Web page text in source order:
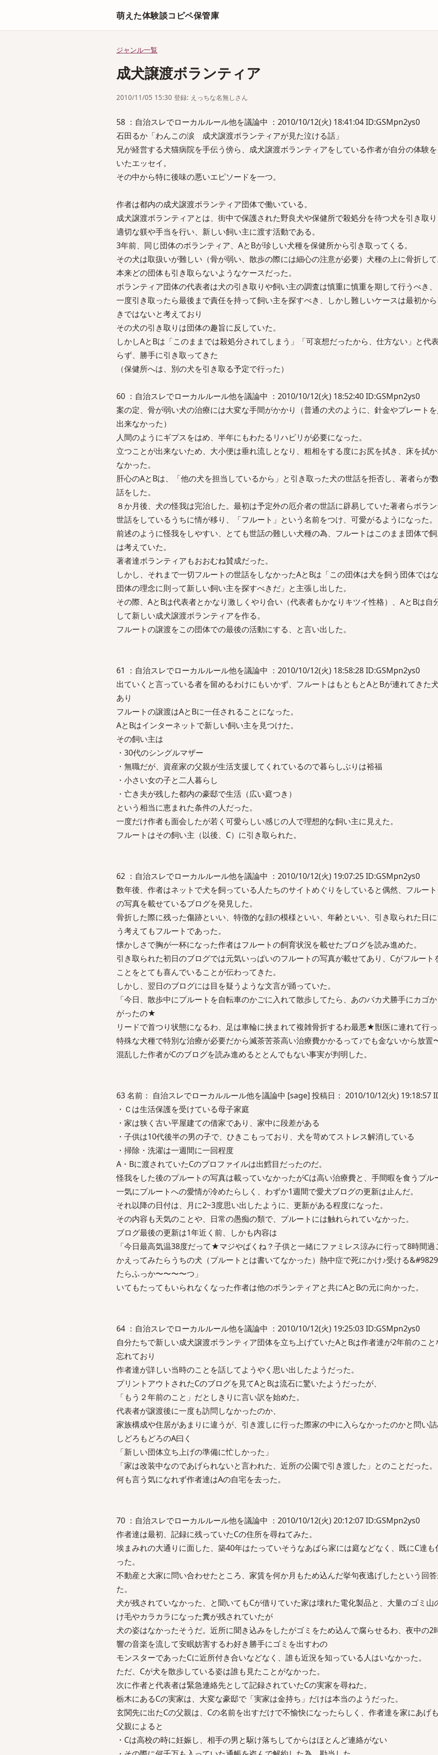
萌えた体験談コピペ保管庫
ジャンル一覧
成犬譲渡ボランティア
2010/11/05 15:30 登録: えっちな名無しさん
58 ：自治スレでローカルルール他を議論中 ：2010/10/12(火) 18:41:04 ID:GSMpn2ys0
石田るか「わんこの涙 成犬譲渡ボランティアが見た泣ける話」
兄が経営する犬猫病院を手伝う傍ら、成犬譲渡ボランティアをしている作者が自分の体験
いたエッセイ。
その中から特に後味の悪いエピソードを一つ。
作者は都内の成犬譲渡ボランティア団体で働いている。
成犬譲渡ボランティアとは、街中で保護された野良犬や保健所で殺処分を待つ犬を引き取り
適切な躾や手当を行い、新しい飼い主に渡す活動である。
3年前、同じ団体のボランティア、AとBが珍しい犬種を保健所から引き取ってくる。
その犬は取扱いが難しい（骨が弱い、散歩の際には細心の注意が必要）犬種の上に骨折して
本来どの団体も引き取らないようなケースだった。
ボランティア団体の代表者は犬の引き取りや飼い主の調査は慎重に慎重を期して行うべき、
一度引き取ったら最後まで責任を持って飼い主を探すべき、しかし難しいケースは最初か
きではないと考えており
その犬の引き取りは団体の趣旨に反していた。
しかしAとBは「このままでは殺処分されてしまう」「可哀想だったから、仕方ない」と代
らず、勝手に引き取ってきた
（保健所へは、別の犬を引き取る予定で行った）
60 ：自治スレでローカルルール他を議論中 ：2010/10/12(火) 18:52:40 ID:GSMpn2ys0
案の定、骨が弱い犬の治療には大変な手間がかかり（普通の犬のように、針金やプレート
出来なかった）
人間のようにギプスをはめ、半年にもわたるリハビリが必要になった。
立つことが出来ないため、大小便は垂れ流しとなり、粗相をする度にお尻を拭き、床を拭
なかった。
肝心のAとBは、「他の犬を担当しているから」と引き取った犬の世話を拒否し、著者らが
話をした。
８か月後、犬の怪我は完治した。最初は予定外の厄介者の世話に辟易していた著者らボラ
世話をしているうちに情が移り、「フルート」という名前をつけ、可愛がるようになった。
前述のように怪我をしやすい、とても世話の難しい犬種の為、フルートはこのまま団体で
は考えていた。
著者達ボランティアもおおむね賛成だった。
しかし、それまで一切フルートの世話をしなかったAとBは「この団体は犬を飼う団体ではな
団体の理念に則って新しい飼い主を探すべきだ」と主張し出した。
その際、AとBは代表者とかなり激しくやり合い（代表者もかなりキツイ性格）、AとBは自
して新しい成犬譲渡ボランティアを作る。
フルートの譲渡をこの団体での最後の活動にする、と言い出した。
61 ：自治スレでローカルルール他を議論中 ：2010/10/12(火) 18:58:28 ID:GSMpn2ys0
出ていくと言っている者を留めるわけにもいかず、フルートはもともとAとBが連れてきた
あり
フルートの譲渡はAとBに一任されることになった。
AとBはインターネットで新しい飼い主を見つけた。
その飼い主は
・30代のシングルマザー
・無職だが、資産家の父親が生活支援してくれているので暮らしぶりは裕福
・小さい女の子と二人暮らし
・亡き夫が残した都内の豪邸で生活（広い庭つき）
という相当に恵まれた条件の人だった。
一度だけ作者も面会したが若く可愛らしい感じの人で理想的な飼い主に見えた。
フルートはその飼い主（以後、C）に引き取られた。
62 ：自治スレでローカルルール他を議論中 ：2010/10/12(火) 19:07:25 ID:GSMpn2ys0
数年後、作者はネットで犬を飼っている人たちのサイトめぐりをしていると偶然、フルー
の写真を載せているブログを発見した。
骨折した際に残った傷跡といい、特徴的な顔の模様といい、年齢といい、引き取られた日
う考えてもフルートであった。
懐かしさで胸が一杯になった作者はフルートの飼育状況を載せたブログを読み進めた。
引き取られた初日のブログでは元気いっぱいのフルートの写真が載せてあり、Cがフルート
ことをとても喜んでいることが伝わってきた。
しかし、翌日のブログには目を疑うような文言が踊っていた。
「今日、散歩中にプルートを自転車のかごに入れて散歩してたら、あのバカ犬勝手にカゴ
がったの★
リードで首つり状態になるわ、足は車輪に挟まれて複雑骨折するわ最悪★獣医に連れて行
特殊な犬種で特別な治療が必要だから滅茶苦茶高い治療費かかるって♪でも金ないから放置
混乱した作者がCのブログを読み進めるととんでもない事実が判明した。
63 名前： 自治スレでローカルルール他を議論中 [sage] 投稿日： 2010/10/12(火) 19:18:57
・Ｃは生活保護を受けている母子家庭
・家は狭く古い平屋建ての借家であり、家中に段差がある
・子供は10代後半の男の子で、ひきこもっており、犬を苛めてストレス解消している
・掃除・洗濯は一週間に一回程度
A・Bに渡されていたCのプロファイルは出鱈目だったのだ。
怪我をした後のプルートの写真は載っていなかったがCは高い治療費と、手間暇を食うプル
一気にプルートへの愛情が冷めたらしく、わずか1週間で愛犬ブログの更新は止んだ。
それ以降の日付は、月に2~3度思い出したように、更新がある程度になった。
その内容も天気のことや、日常の愚痴の類で、プルートには触れられていなかった。
ブログ最後の更新は1年近く前、しかも内容は
「今日最高気温38度だって★マジやばくね？子供と一緒にファミレス涼みに行って8時間
かえってみたらうちの犬（プルートとは書いてなかった）熱中症で死にかけ♪受ける
たらふっか〜〜〜〜つ」
いてもたってもいられなくなった作者は他のボランティアと共にAとBの元に向かった。
64 ：自治スレでローカルルール他を議論中 ：2010/10/12(火) 19:25:03 ID:GSMpn2ys0
自分たちで新しい成犬譲渡ボランティア団体を立ち上げていたAとBは作者達が2年前のこと
忘れており
作者達が詳しい当時のことを話してようやく思い出したようだった。
プリントアウトされたCのブログを見てAとBは流石に驚いたようだったが、
「もう２年前のこと」だとしきりに言い訳を始めた。
代表者が譲渡後に一度も訪問しなかったのか、
家族構成や住居があまりに違うが、引き渡しに行った際家の中に入らなかったのかと問い詰
しどろもどろのA曰く
「新しい団体立ち上げの準備に忙しかった」
「家は改装中なのであげられないと言われた、近所の公園で引き渡した」とのことだった。
何も言う気になれず作者達はAの自宅を去った。
70 ：自治スレでローカルルール他を議論中 ：2010/10/12(火) 20:12:07 ID:GSMpn2ys0
作者達は最初、記録に残っていたCの住所を尋ねてみた。
埃まみれの大通りに面した、築40年はたっていそうなあばら家には庭などなく、既にC達も
った。
不動産と大家に問い合わせたところ、家賃を何か月もため込んだ挙句夜逃げしたという回
た。
犬が残されていなかった、と聞いてもCが借りていた家は壊れた電化製品と、大量のゴミ山
け毛やカラカラになった糞が残されていたが
犬の姿はなかったそうだ。近所に聞き込みをしたがゴミをため込んで腐らせるわ、夜中の2
響の音楽を流して安眠妨害するわ好き勝手にゴミを出すわの
モンスターであったCに近所付き合いなどなく、誰も近況を知っている人はいなかった。
ただ、Cが犬を散歩している姿は誰も見たことがなかった。
次に作者と代表者は緊急連絡先として記録されていたCの実家を尋ねた。
栃木にあるCの実家は、大変な豪邸で「実家は金持ち」だけは本当のようだった。
玄関先に出たCの父親は、Cの名前を出すだけで不愉快になったらしく、作者達を家にあげも
父親によると
・Cは高校の時に妊娠し、相手の男と駆け落ちしてからはほとんど連絡がない